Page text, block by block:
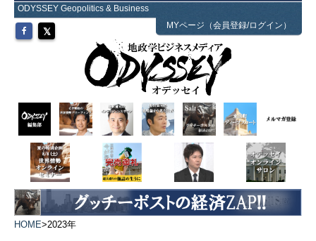
ODYSSEY Geopolitics & Business
MYページ（会員登録/ログイン）
HOME>2023年